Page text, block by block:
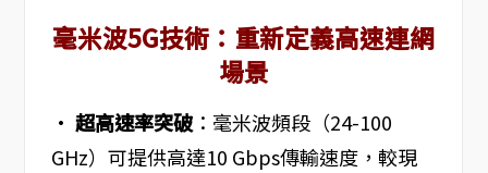
毫米波5G技術：重新定義高速連網
場景
• 超高速率突破：毫米波頻段（24-100
GHz）可提供高達10 Gbps傳輸速度，較現